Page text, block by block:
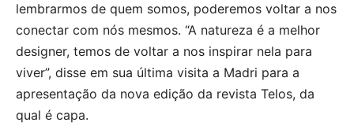
lembrarmos de quem somos, poderemos voltar a nos
conectar com nós mesmos. “A natureza é a melhor
designer, temos de voltar a nos inspirar nela para
viver”, disse em sua última visita a Madri para a
apresentação da nova edição da revista Telos, da
qual é capa.